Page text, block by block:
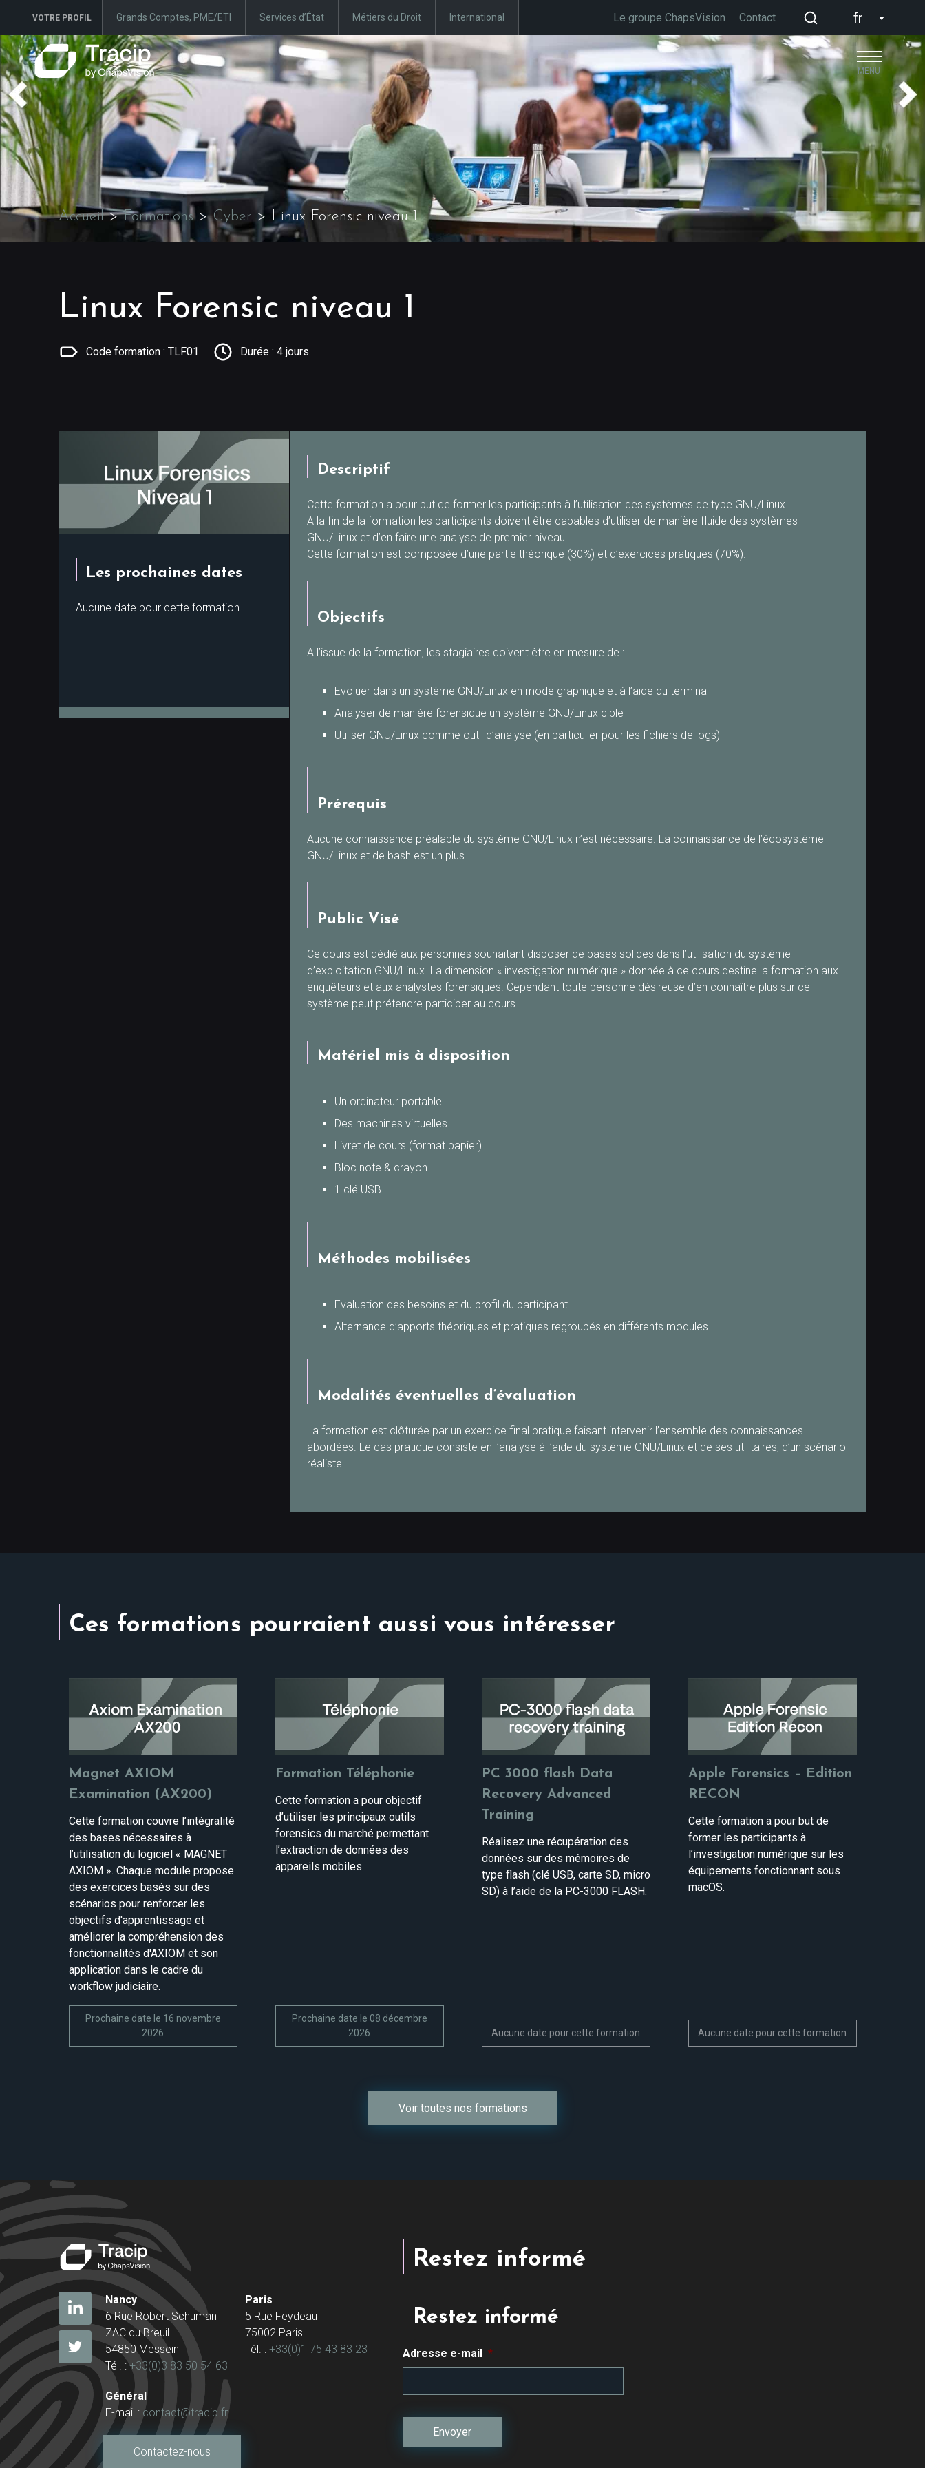
VOTRE PROFIL Grands Comptes, PME/ETI Services d’État Métiers du Droit International Le groupe ChapsVision Contact fr
MENU
Accueil>Formations>Cyber > Linux Forensic niveau 1
Linux Forensic niveau 1
Code formation : TLF01 Durée : 4 jours
Les prochaines dates
Aucune date pour cette formation
Descriptif
Cette formation a pour but de former les participants à l’utilisation des systèmes de type GNU/Linux.
A la fin de la formation les participants doivent être capables d’utiliser de manière fluide des systèmes
GNU/Linux et d’en faire une analyse de premier niveau.
Cette formation est composée d’une partie théorique (30%) et d’exercices pratiques (70%).
Objectifs
A l’issue de la formation, les stagiaires doivent être en mesure de :
Evoluer dans un système GNU/Linux en mode graphique et à l’aide du terminal
Analyser de manière forensique un système GNU/Linux cible
Utiliser GNU/Linux comme outil d’analyse (en particulier pour les fichiers de logs)
Prérequis
Aucune connaissance préalable du système GNU/Linux n’est nécessaire. La connaissance de l’écosystème
GNU/Linux et de bash est un plus.
Public Visé
Ce cours est dédié aux personnes souhaitant disposer de bases solides dans l’utilisation du système
d’exploitation GNU/Linux. La dimension « investigation numérique » donnée à ce cours destine la formation aux
enquêteurs et aux analystes forensiques. Cependant toute personne désireuse d’en connaître plus sur ce
système peut prétendre participer au cours.
Matériel mis à disposition
Un ordinateur portable
Des machines virtuelles
Livret de cours (format papier)
Bloc note & crayon
1 clé USB
Méthodes mobilisées
Evaluation des besoins et du profil du participant
Alternance d’apports théoriques et pratiques regroupés en différents modules
Modalités éventuelles d’évaluation
La formation est clôturée par un exercice final pratique faisant intervenir l’ensemble des connaissances
abordées. Le cas pratique consiste en l’analyse à l’aide du système GNU/Linux et de ses utilitaires, d’un scénario
réaliste.
Ces formations pourraient aussi vous intéresser
Magnet AXIOM
Examination (AX200)
Cette formation couvre l’intégralité
des bases nécessaires à
l’utilisation du logiciel « MAGNET
AXIOM ». Chaque module propose
des exercices basés sur des
scénarios pour renforcer les
objectifs d'apprentissage et
améliorer la compréhension des
fonctionnalités d'AXIOM et son
application dans le cadre du
workflow judiciaire.
Prochaine date le 16 novembre
2026
Formation Téléphonie
Cette formation a pour objectif
d’utiliser les principaux outils
forensics du marché permettant
l’extraction de données des
appareils mobiles.
Prochaine date le 08 décembre
2026
PC 3000 flash Data
Recovery Advanced
Training
Réalisez une récupération des
données sur des mémoires de
type flash (clé USB, carte SD, micro
SD) à l’aide de la PC-3000 FLASH.
Aucune date pour cette formation
Apple Forensics – Edition
RECON
Cette formation a pour but de
former les participants à
l’investigation numérique sur les
équipements fonctionnant sous
macOS.
Aucune date pour cette formation
Voir toutes nos formations
Nancy
6 Rue Robert Schuman
ZAC du Breuil
54850 Messein
Tél. :+33(0)3 83 50 54 63
Paris
5 Rue Feydeau
75002 Paris
Tél. : +33(0)1 75 43 83 23
Général
E-mail : contact@tracip.fr
Contactez-nous
Restez informé
Restez informé
Adresse e-mail *